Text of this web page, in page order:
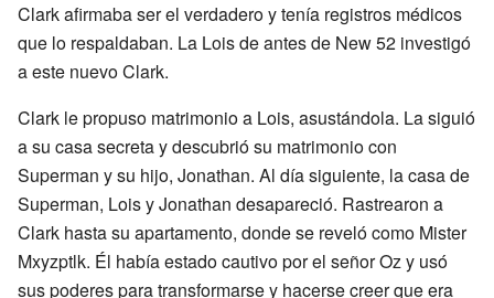
Clark afirmaba ser el verdadero y tenía registros médicos
que lo respaldaban. La Lois de antes de New 52 investigó
a este nuevo Clark.
Clark le propuso matrimonio a Lois, asustándola. La siguió
a su casa secreta y descubrió su matrimonio con
Superman y su hijo, Jonathan. Al día siguiente, la casa de
Superman, Lois y Jonathan desapareció. Rastrearon a
Clark hasta su apartamento, donde se reveló como Mister
Mxyzptlk. Él había estado cautivo por el señor Oz y usó
sus poderes para transformarse y hacerse creer que era